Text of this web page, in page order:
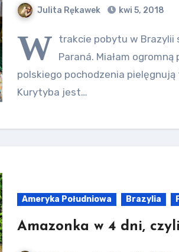
Julita Rękawek kwi 5, 2018
W trakcie pobytu w Brazylii
Paraná. Miałam
polskiego pochodzenia
Kurytyba jest…
Ameryka Południowa Brazylia
Amazonka w 4 dni,